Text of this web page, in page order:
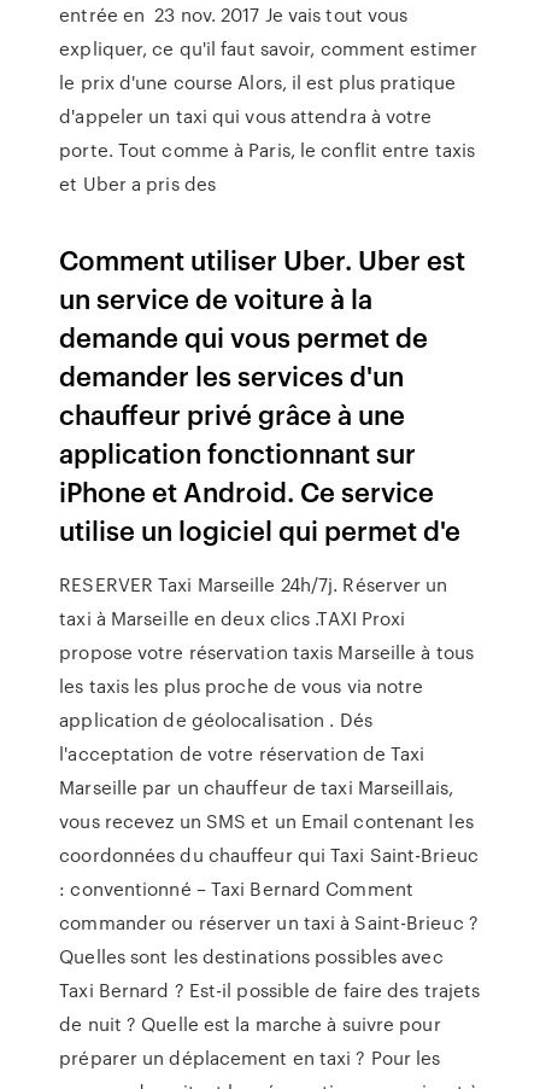
entrée en 23 nov. 2017 Je vais tout vous
expliquer, ce qu'il faut savoir, comment estimer
le prix d'une course Alors, il est plus pratique
d'appeler un taxi qui vous attendra à votre
porte. Tout comme à Paris, le conflit entre taxis
et Uber a pris des
Comment utiliser Uber. Uber est
un service de voiture à la
demande qui vous permet de
demander les services d'un
chauffeur privé grâce à une
application fonctionnant sur
iPhone et Android. Ce service
utilise un logiciel qui permet d'e
RESERVER Taxi Marseille 24h/7j. Réserver un
taxi à Marseille en deux clics .TAXI Proxi
propose votre réservation taxis Marseille à tous
les taxis les plus proche de vous via notre
application de géolocalisation . Dés
l'acceptation de votre réservation de Taxi
Marseille par un chauffeur de taxi Marseillais,
vous recevez un SMS et un Email contenant les
coordonnées du chauffeur qui Taxi Saint-Brieuc
: conventionné – Taxi Bernard Comment
commander ou réserver un taxi à Saint-Brieuc ?
Quelles sont les destinations possibles avec
Taxi Bernard ? Est-il possible de faire des trajets
de nuit ? Quelle est la marche à suivre pour
préparer un déplacement en taxi ? Pour les